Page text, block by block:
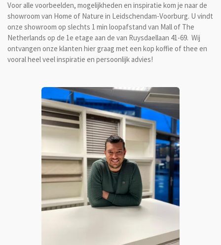
Voor alle voorbeelden, mogelijkheden en inspiratie kom je naar de
showroom van Home of Nature in Leidschendam-Voorburg. U vindt
onze showroom op slechts 1 min loopafstand van Mall of The
Netherlands op de 1e etage aan de van Ruysdaellaan 41-69. Wij
ontvangen onze klanten hiergraag met een kop koffie of thee en
vooral heel veel inspiratie en persoonlijk advies!